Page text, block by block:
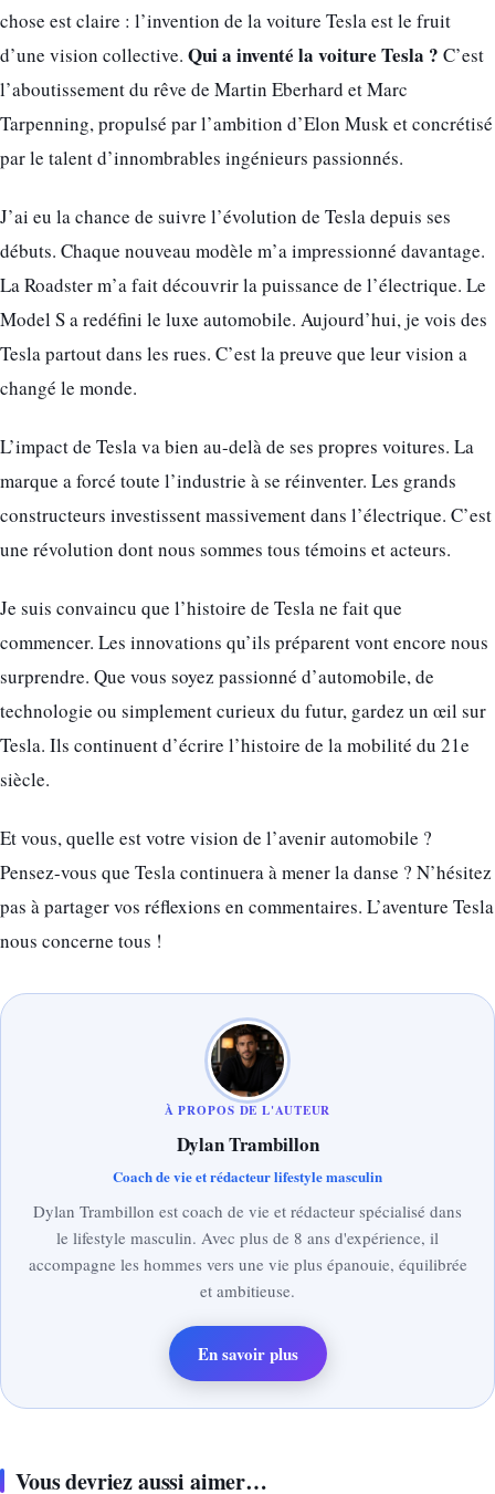
chose est claire : l’invention de la voiture Tesla est le fruit
d’une vision collective. Qui a inventé la voiture Tesla ? C’est
l’aboutissement du rêve de Martin Eberhard et Marc
Tarpenning, propulsé par l’ambition d’Elon Musk et concrétisé
par le talent d’innombrables ingénieurs passionnés.
J’ai eu la chance de suivre l’évolution de Tesla depuis ses
débuts. Chaque nouveau modèle m’a impressionné davantage.
La Roadster m’a fait découvrir la puissance de l’électrique. Le
Model S a redéfini le luxe automobile. Aujourd’hui, je vois des
Tesla partout dans les rues. C’est la preuve que leur vision a
changé le monde.
L’impact de Tesla va bien au-delà de ses propres voitures. La
marque a forcé toute l’industrie à se réinventer. Les grands
constructeurs investissent massivement dans l’électrique. C’est
une révolution dont nous sommes tous témoins et acteurs.
Je suis convaincu que l’histoire de Tesla ne fait que
commencer. Les innovations qu’ils préparent vont encore nous
surprendre. Que vous soyez passionné d’automobile, de
technologie ou simplement curieux du futur, gardez un œil sur
Tesla. Ils continuent d’écrire l’histoire de la mobilité du 21e
siècle.
Et vous, quelle est votre vision de l’avenir automobile ?
Pensez-vous que Tesla continuera à mener la danse ? N’hésitez
pas à partager vos réflexions en commentaires. L’aventure Tesla
nous concerne tous !
À PROPOS DE L'AUTEUR
Dylan Trambillon
Coach de vie et rédacteur lifestyle masculin
Dylan Trambillon est coach de vie et rédacteur spécialisé dans
le lifestyle masculin. Avec plus de 8 ans d'expérience, il
accompagne les hommes vers une vie plus épanouie, équilibrée
et ambitieuse.
En savoir plus
Vous devriez aussi aimer…